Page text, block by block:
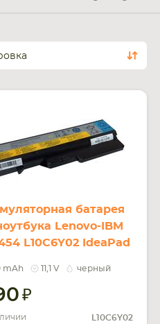
батарея
Lenovo-IBM
L10C6Y02 IdeaPad
mAh 11,1 V черный
L10C6Y02